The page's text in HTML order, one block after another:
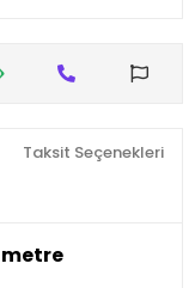
Taksit Seçenekleri
metre